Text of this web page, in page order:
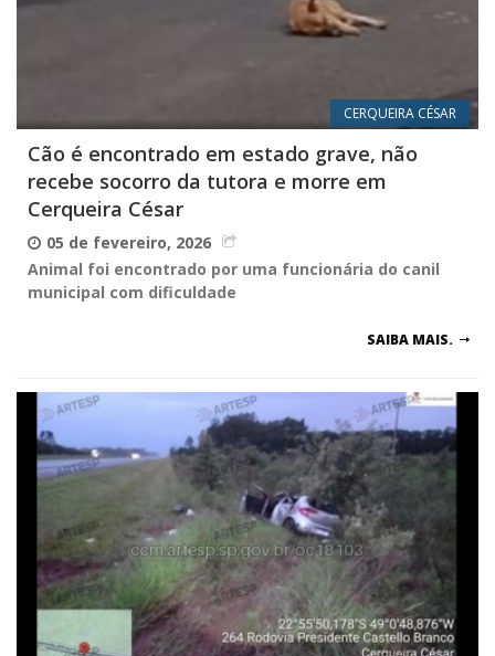
CERQUEIRA CÉSAR
Cão é encontrado em estado grave, não
recebe socorro da tutora e morre em
Cerqueira César
05 de fevereiro, 2026
Animal foi encontrado por uma funcionária do canil
municipal com dificuldade
SAIBA MAIS.